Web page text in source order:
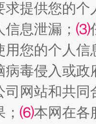
从幼
求提供您的个
息泄漏； ⑶
用您的个人
病毒侵入或
司网站和共
⑹本网在各